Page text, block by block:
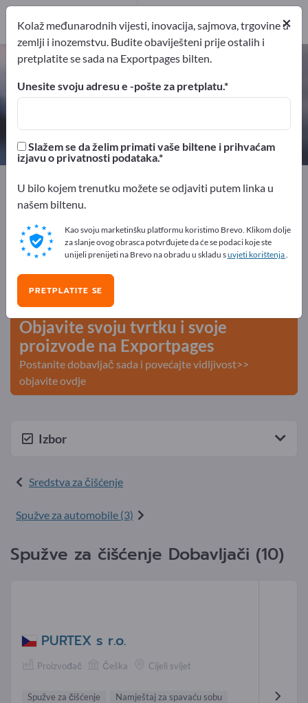
Spužve za čišćenje – pronađite
proizvođače i dobavljače
10
Exportpages
Kemijska i farmaceutska industrija
Sredstva za čišćenje
Spužve za čišćenje
Besplatno oglašavajte na
Exportpages!
Potražnja – Ponude – Polovni proizvodi – Poslovni
kontakti >> počnite ovdje
Objavite svoju tvrtku i svoje
proizvode na Exportpages
Postanite dobavljač sada i povećajte vidljivost>>
objavite ovdje
Izbor
Sredstva za čišćenje
Spužve za automobile (3)
Spužve za čišćenje Dobavljači (10)
PURTEX s r.o.
Proizvođač Češka Cijeli svijet
Spužve za čišćenje
Namještaj za spavaću sobu
×
Kolaž međunarodnih vijesti, inovacija, sajmova, trgovine u
zemlji i inozemstvu. Budite obaviješteni prije ostalih i
pretplatite se sada na Exportpages bilten.
Unesite svoju adresu e -pošte za pretplatu.
Slažem se da želim primati vaše biltene i prihvaćam
izjavu o privatnosti podataka.
U bilo kojem trenutku možete se odjaviti putem linka u
našem biltenu.
Kao svoju marketinšku platformu koristimo Brevo. Klikom dolje
za slanje ovog obrasca potvrđujete da će se podaci koje ste
unijeli prenijeti na Brevo na obradu u skladu suvjeti korištenja.
PRETPLATITE SE